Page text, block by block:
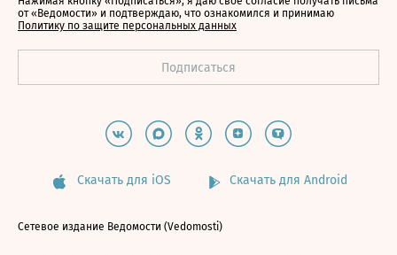
от «Ведомости» и подтверждаю, что ознакомился и принимаю
Политику по защите персональных данных
Скачать для iOS Скачать для Android
Сетевое издание Ведомости (Vedomosti)